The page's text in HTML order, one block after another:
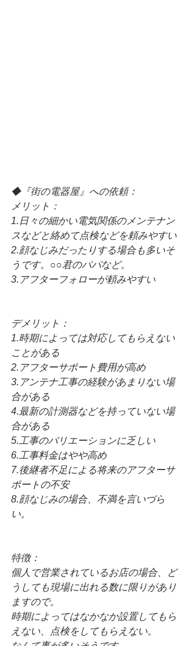
◆『街の電器屋』への依頼：
メリット：
1.日々の細かい電気関係のメンテナン
スなどと絡めて点検などを頼みやすい
2.顔なじみだったりする場合も多いそ
うです。○○君のパパなど。
3.アフターフォローが頼みやすい
デメリット：
1.時期によっては対応してもらえない
ことがある
2.アフターサポート費用が高め
3.アンテナ工事の経験があまりない場
合がある
4.最新の計測器などを持っていない場
合がある
5.工事のバリエーションに乏しい
6.工事料金はやや高め
7.後継者不足による将来のアフターサ
ポートの不安
8.顔なじみの場合、不満を言いづら
い。
特徴：
個人で営業されているお店の場合、ど
うしても現場に出れる数に限りがあり
ますので。
時期によってはなかなか設置してもら
えない、点検をしてもらえない。